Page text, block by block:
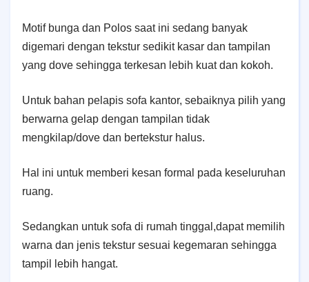
Motif bunga dan Polos saat ini sedang banyak
digemari dengan tekstur sedikit kasar dan tampilan
yang dove sehingga terkesan lebih kuat dan kokoh.
Untuk bahan pelapis sofa kantor, sebaiknya pilih yang
berwarna gelap dengan tampilan tidak
mengkilap/dove dan bertekstur halus.
Hal ini untuk memberi kesan formal pada keseluruhan
ruang.
Sedangkan untuk sofa di rumah tinggal,dapat memilih
warna dan jenis tekstur sesuai kegemaran sehingga
tampil lebih hangat.